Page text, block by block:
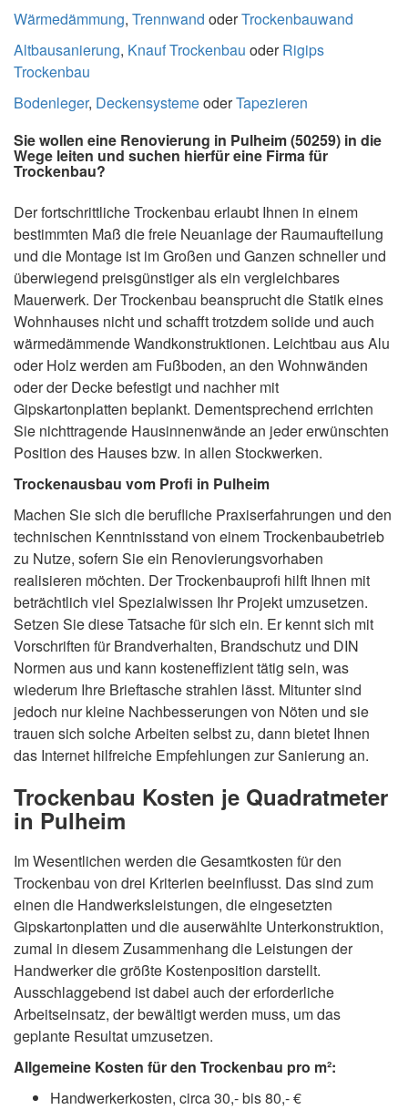
Wärmedämmung, Trennwand oderTrockenbauwand
Altbausanierung, Knauf Trockenbau oderRigips
Trockenbau
Bodenleger, DeckensystemeoderTapezieren
Sie wollen eine Renovierung in Pulheim (50259) in die
Wege leiten und suchen hierfür eine Firma für
Trockenbau?
Der fortschrittliche Trockenbau erlaubt Ihnen in einem
bestimmten Maß die freie Neuanlage der Raumaufteilung
und die Montage ist im Großen und Ganzen schneller und
überwiegend preisgünstiger als ein vergleichbares
Mauerwerk. Der Trockenbau beansprucht die Statik eines
Wohnhauses nicht und schafft trotzdem solide und auch
wärmedämmende Wandkonstruktionen. Leichtbau aus Alu
oder Holz werden am Fußboden, an den Wohnwänden
oder der Decke befestigt und nachher mit
Gipskartonplatten beplankt. Dementsprechend errichten
Sie nichttragende Hausinnenwände an jeder erwünschten
Position des Hauses bzw. in allen Stockwerken.
Trockenausbau vom Profi in Pulheim
Machen Sie sich die berufliche Praxiserfahrungen und den
technischen Kenntnisstand von einem Trockenbaubetrieb
zu Nutze, sofern Sie ein Renovierungsvorhaben
realisieren möchten. Der Trockenbauprofi hilft Ihnen mit
beträchtlich viel Spezialwissen Ihr Projekt umzusetzen.
Setzen Sie diese Tatsache für sich ein. Er kennt sich mit
Vorschriften für Brandverhalten, Brandschutz und DIN
Normen aus und kann kosteneffizient tätig sein, was
wiederum Ihre Brieftasche strahlen lässt. Mitunter sind
jedoch nur kleine Nachbesserungen von Nöten und sie
trauen sich solche Arbeiten selbst zu, dann bietet Ihnen
das Internet hilfreiche Empfehlungen zur Sanierung an.
Trockenbau Kosten je Quadratmeter
in Pulheim
Im Wesentlichen werden die Gesamtkosten für den
Trockenbau von drei Kriterien beeinflusst. Das sind zum
einen die Handwerksleistungen, die eingesetzten
Gipskartonplatten und die auserwählte Unterkonstruktion,
zumal in diesem Zusammenhang die Leistungen der
Handwerker die größte Kostenposition darstellt.
Ausschlaggebend ist dabei auch der erforderliche
Arbeitseinsatz, der bewältigt werden muss, um das
geplante Resultat umzusetzen.
Allgemeine Kosten für den Trockenbau pro m²:
Handwerkerkosten, circa 30,- bis 80,- €